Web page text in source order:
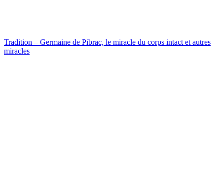
Tradition – Germaine de Pibrac, le miracle du corps intact et autres
miracles